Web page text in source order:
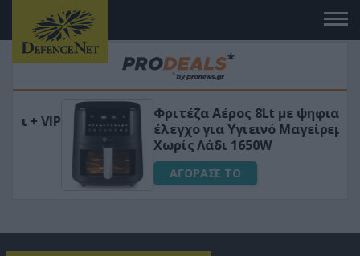
Φριτέζα Αέρος 8Lt με ψηφιακό
έλεγχο για Υγιεινό Μαγείρεμα
Χωρίς Λάδι 1650W
ΑΓΟΡΑΣΕ ΤΟ